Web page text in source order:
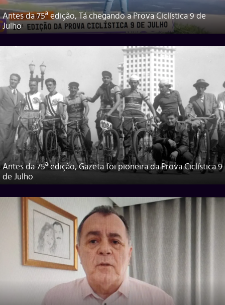
Antes da 75ª edição, Tá chegando a Prova Ciclística 9 de
Julho
Antes da 75ª edição, Gazeta foi pioneira da Prova Ciclística 9
de Julho